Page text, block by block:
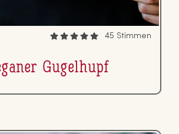
45 Stimmen
Gugelhupf